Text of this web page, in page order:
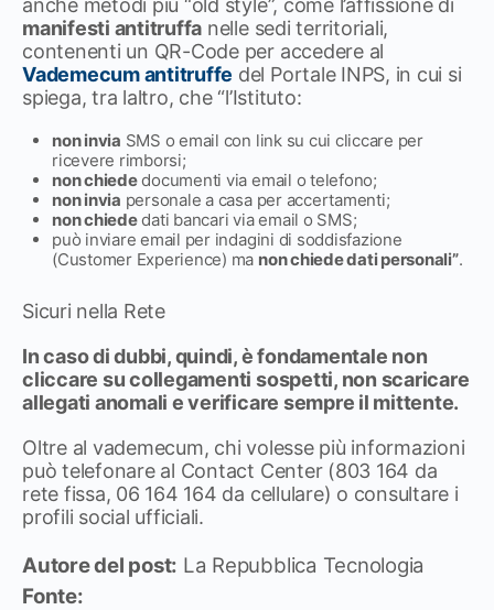
anche metodi più “old style”, come l’affissione di
manifesti antitruffa nelle sedi territoriali,
contenenti un QR-Code per accedere al
Vademecum antitruffe del Portale INPS, in cui si
spiega, tra laltro, che “l’Istituto:
non invia SMS o email con link su cui cliccare per
ricevere rimborsi;
non chiededocumenti via email o telefono;
non invia personale a casa per accertamenti;
non chiededati bancari via email o SMS;
può inviare email per indagini di soddisfazione
(Customer Experience) ma non chiede dati personali”.
Sicuri nella Rete
In caso di dubbi, quindi, è fondamentale non
cliccare su collegamenti sospetti, non scaricare
allegati anomali e verificare sempre il mittente.
Oltre al vademecum, chi volesse più informazioni
può telefonare al Contact Center (803 164 da
rete fissa, 06 164 164 da cellulare) o consultare i
profili social ufficiali.
Autore del post: La Repubblica Tecnologia
Fonte: